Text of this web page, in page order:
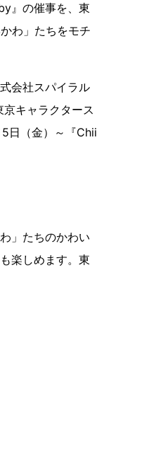
』の催事を、東
わ」たちをモチ
会社スパイラル
キャラクタース
日（金）～『Chii
」たちのかわい
楽しめます。東